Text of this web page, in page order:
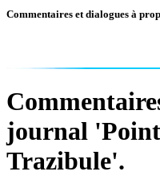
Commentaires et dialogues à
journal 'Point
Trazibule'.